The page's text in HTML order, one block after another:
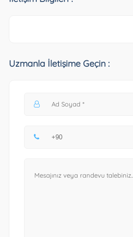
Uzmanla İletişime Geçin :